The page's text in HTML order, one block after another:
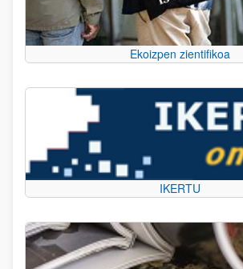
Ekoizpen zientifikoa
IKERTU